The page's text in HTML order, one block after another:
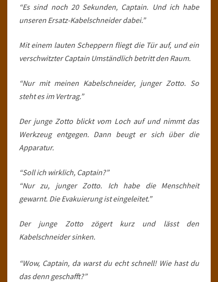
“Es sind noch 20 Sekunden, Captain. Und ich habe
unseren Ersatz-Kabelschneider dabei.”
Mit einem lauten Scheppern fliegt die Tür auf, und ein
verschwitzter Captain Umständlich betritt den Raum.
“Nur mit meinen Kabelschneider, junger Zotto. So
steht es im Vertrag.”
Der junge Zotto blickt vom Loch auf und nimmt das
Werkzeug entgegen. Dann beugt er sich über die
Apparatur.
“Soll ich wirklich, Captain?”
“Nur zu, junger Zotto. Ich habe die Menschheit
gewarnt. Die Evakuierung ist eingeleitet.”
Der junge Zotto zögert kurz und lässt den
Kabelschneider sinken.
“Wow, Captain, da warst du echt schnell! Wie hast du
das denn geschafft?”